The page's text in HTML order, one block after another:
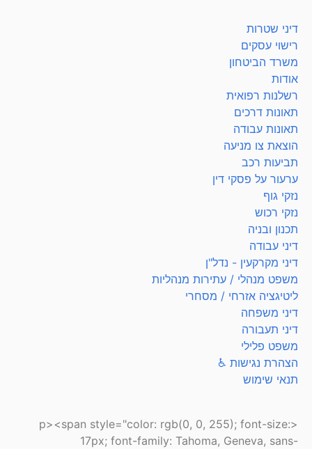
דיני שטרות
רישוי עסקים
משרד הביטחון
אודות
רשלנות רפואית
תאונות דרכים
תאונות עבודה
הוצאת צו מניעה
תביעות רכב
ערעור על פסקי דין
נזקי גוף
נזקי רכוש
תכנון ובניה
דיני עבודה
דיני מקרקעין - נדל"ן
משפט מנהלי / עתירות מנהליות
ליטיגציה אזרחי / מסחרי
דיני משפחה
דיני תעבורה
משפט פלילי
הצהרת נגישות ♿
תנאי שימוש
<p><span style="color: rgb(0, 0, 255); font-size:
17px; font-family: Tahoma, Geneva, sans-